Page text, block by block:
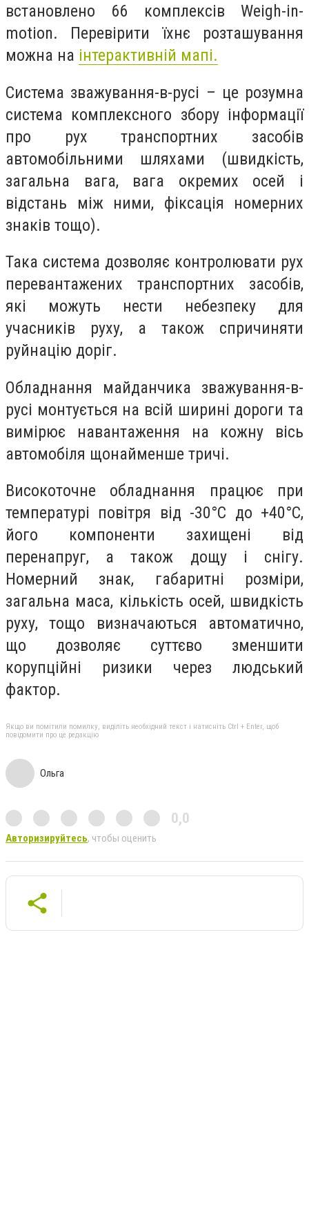
встановлено 66 комплексів Weigh-in-
motion. Перевірити їхнє розташування
можна на інтерактивній мапі.
Система зважування-в-русі – це розумна
система комплексного збору інформації
про рух транспортних засобів
автомобільними шляхами (швидкість,
загальна вага, вага окремих осей і
відстань між ними, фіксація номерних
знаків тощо).
Така система дозволяє контролювати рух
перевантажених транспортних засобів,
які можуть нести небезпеку для
учасників руху, а також спричиняти
руйнацію доріг.
Обладнання майданчика зважування-в-
русі монтується на всій ширині дороги та
вимірює навантаження на кожну вісь
автомобіля щонайменше тричі.
Високоточне обладнання працює при
температурі повітря від -30°С до +40°С,
його компоненти захищені від
перенапруг, а також дощу і снігу.
Номерний знак, габаритні розміри,
загальна маса, кількість осей, швидкість
руху, тощо визначаються автоматично,
що дозволяє суттєво зменшити
корупційні ризики через людський
фактор.
Якщо ви помітили помилку, виділіть необхідний текст і натисніть Ctrl + Enter, щоб
повідомити про це редакцію
Ольга
0,0
Авторизируйтесь, чтобы оценить